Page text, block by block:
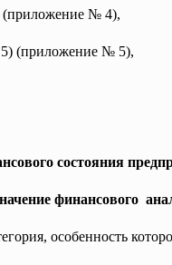
(приложение № 4),
(приложение № 5),
состояния
финансового
особенность